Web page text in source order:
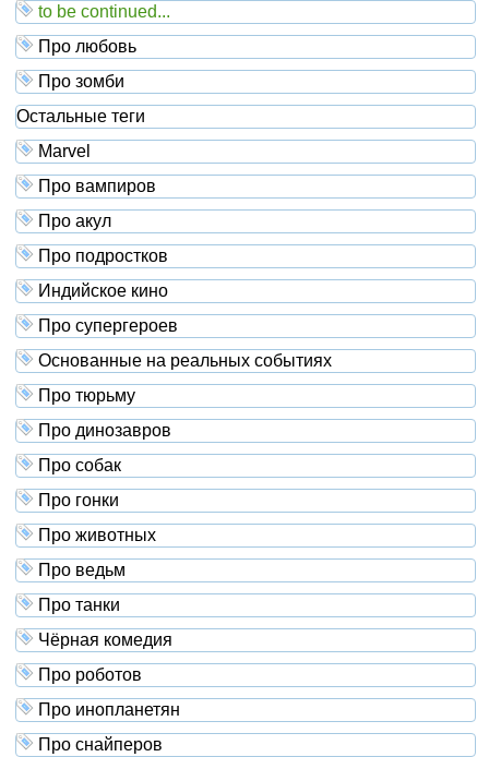
to be continued...
Про любовь
Про зомби
Остальные теги
Marvel
Про вампиров
Про акул
Про подростков
Индийское кино
Про супергероев
Основанные на реальных событиях
Про тюрьму
Про динозавров
Про собак
Про гонки
Про животных
Про ведьм
Про танки
Чёрная комедия
Про роботов
Про инопланетян
Про снайперов